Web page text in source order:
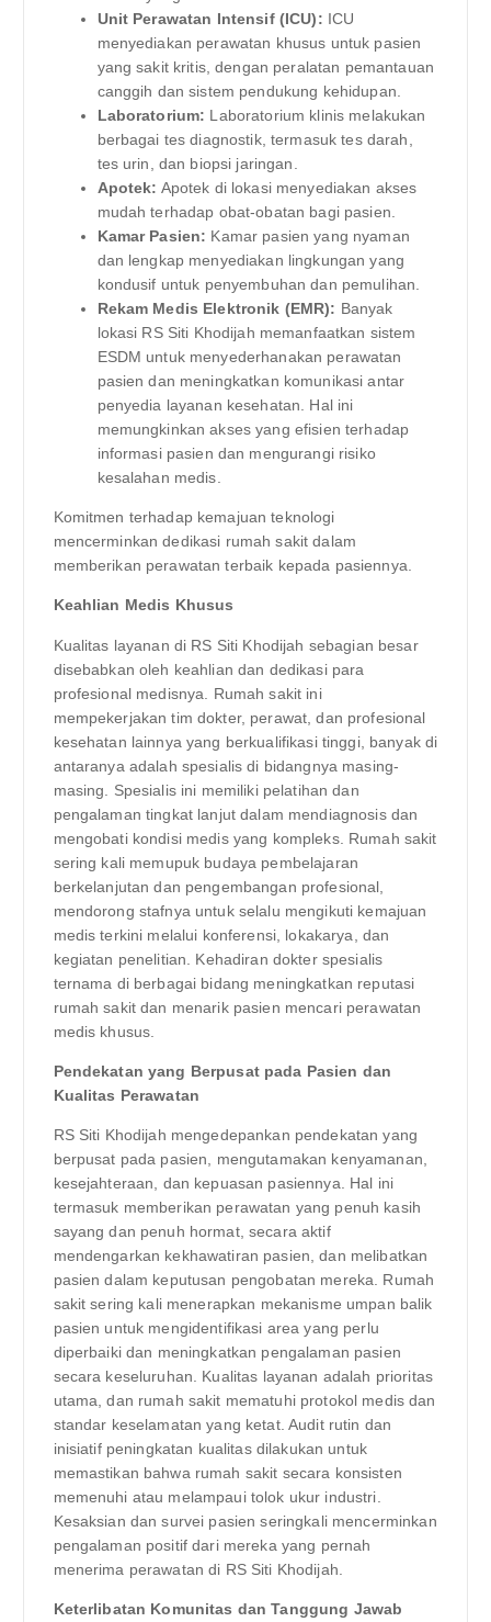
Unit Perawatan Intensif (ICU): ICU
menyediakan perawatan khusus untuk pasien
yang sakit kritis, dengan peralatan pemantauan
canggih dan sistem pendukung kehidupan.
Laboratorium: Laboratorium klinis melakukan
berbagai tes diagnostik, termasuk tes darah,
tes urin, dan biopsi jaringan.
Apotek: Apotek di lokasi menyediakan akses
mudah terhadap obat-obatan bagi pasien.
Kamar Pasien: Kamar pasien yang nyaman
dan lengkap menyediakan lingkungan yang
kondusif untuk penyembuhan dan pemulihan.
Rekam Medis Elektronik (EMR): Banyak
lokasi RS Siti Khodijah memanfaatkan sistem
ESDM untuk menyederhanakan perawatan
pasien dan meningkatkan komunikasi antar
penyedia layanan kesehatan. Hal ini
memungkinkan akses yang efisien terhadap
informasi pasien dan mengurangi risiko
kesalahan medis.
Komitmen terhadap kemajuan teknologi
mencerminkan dedikasi rumah sakit dalam
memberikan perawatan terbaik kepada pasiennya.
Keahlian Medis Khusus
Kualitas layanan di RS Siti Khodijah sebagian besar
disebabkan oleh keahlian dan dedikasi para
profesional medisnya. Rumah sakit ini
mempekerjakan tim dokter, perawat, dan profesional
kesehatan lainnya yang berkualifikasi tinggi, banyak di
antaranya adalah spesialis di bidangnya masing-
masing. Spesialis ini memiliki pelatihan dan
pengalaman tingkat lanjut dalam mendiagnosis dan
mengobati kondisi medis yang kompleks. Rumah sakit
sering kali memupuk budaya pembelajaran
berkelanjutan dan pengembangan profesional,
mendorong stafnya untuk selalu mengikuti kemajuan
medis terkini melalui konferensi, lokakarya, dan
kegiatan penelitian. Kehadiran dokter spesialis
ternama di berbagai bidang meningkatkan reputasi
rumah sakit dan menarik pasien mencari perawatan
medis khusus.
Pendekatan yang Berpusat pada Pasien dan
Kualitas Perawatan
RS Siti Khodijah mengedepankan pendekatan yang
berpusat pada pasien, mengutamakan kenyamanan,
kesejahteraan, dan kepuasan pasiennya. Hal ini
termasuk memberikan perawatan yang penuh kasih
sayang dan penuh hormat, secara aktif
mendengarkan kekhawatiran pasien, dan melibatkan
pasien dalam keputusan pengobatan mereka. Rumah
sakit sering kali menerapkan mekanisme umpan balik
pasien untuk mengidentifikasi area yang perlu
diperbaiki dan meningkatkan pengalaman pasien
secara keseluruhan. Kualitas layanan adalah prioritas
utama, dan rumah sakit mematuhi protokol medis dan
standar keselamatan yang ketat. Audit rutin dan
inisiatif peningkatan kualitas dilakukan untuk
memastikan bahwa rumah sakit secara konsisten
memenuhi atau melampaui tolok ukur industri.
Kesaksian dan survei pasien seringkali mencerminkan
pengalaman positif dari mereka yang pernah
menerima perawatan di RS Siti Khodijah.
Keterlibatan Komunitas dan Tanggung Jawab